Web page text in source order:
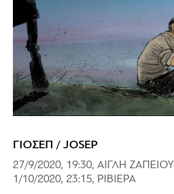
ΓΙΟΣΕΠ / JOSEP
27/9/2020, 19:30, ΑΙΓΛΗ ΖΑΠΕΙΟΥ
1/10/2020, 23:15, ΡΙΒΙΕΡΑ